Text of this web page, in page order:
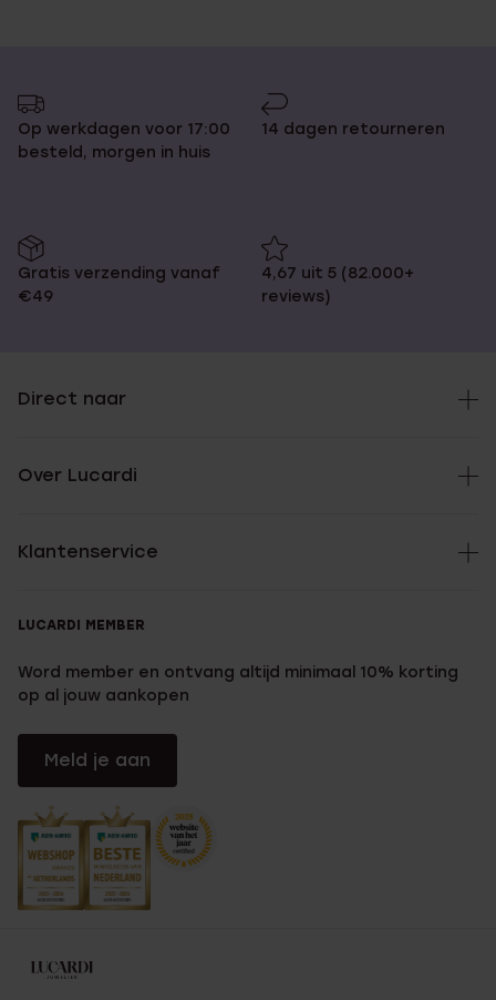
Op werkdagen voor 17:00
besteld, morgen in huis
14 dagen retourneren
Gratis verzending vanaf
€49
4,67 uit 5 (82.000+
reviews)
Direct naar
Over Lucardi
Klantenservice
LUCARDI MEMBER
Word member en ontvang altijd minimaal 10% korting
op al jouw aankopen
Meld je aan